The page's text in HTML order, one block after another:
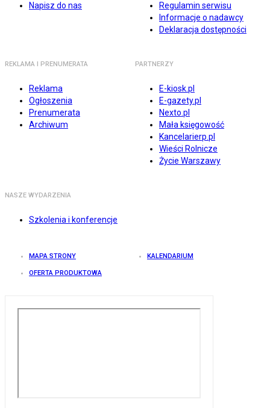
Napisz do nas
Regulamin serwisu
Informacje o nadawcy
Deklaracja dostępności
REKLAMA I PRENUMERATA
Reklama
Ogłoszenia
Prenumerata
Archiwum
PARTNERZY
E-kiosk.pl
E-gazety.pl
Nexto.pl
Mała księgowość
Kancelarierp.pl
Wieści Rolnicze
Życie Warszawy
NASZE WYDARZENIA
Szkolenia i konferencje
MAPA STRONY KALENDARIUM
OFERTA PRODUKTOWA